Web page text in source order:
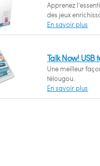
Apprenez
des jeux
En savoir plus
Talk Now! USB
Une meilleur
télougou.
En savoir plus